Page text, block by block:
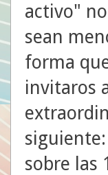
activo"
sean
forma
invitaros
sobre las